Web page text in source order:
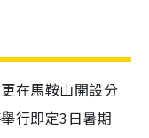
在馬鞍山開設分
行即定3日暑期